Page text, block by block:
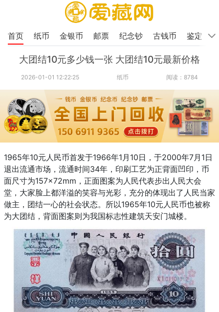
首页 纸币 金银币 邮票 纪念钞 古钱币 鉴定
大团结10元多少钱一张 大团结10元最新价格
2026-01-01 12:22:25 纸币 阅读：8784
1965年10元人民币首发于1966年1月10日，于2000年7月1日
退出流通市场，流通时间34年，印刷工艺为正背面凹印，币
面尺寸为157×72mm，正面图案为人民代表步出人民大会
堂，大家脸上都洋溢的笑容与光彩，充分的体现出了人民当家
做主，团结一心的社会状态。所以1965年10元人民币也被称
为大团结，背面图案则为我国标志性建筑天安门城楼。